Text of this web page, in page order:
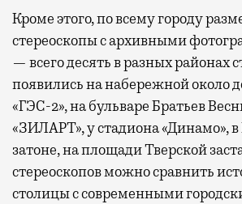
Кроме этого, по всему городу
стереоскопы с архивными
— всего десять в разных районах
появились на набережной около
«ГЭС-2», на бульваре Братьев
«ЗИЛАРТ», у стадиона «Динамо»,
затоне, на площади Тверской
стереоскопов можно сравнить
столицы с современными